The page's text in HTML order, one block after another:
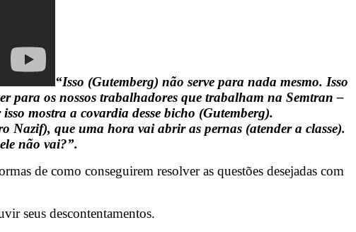
“Isso (Gutemberg) não serve para nada mesmo. Isso
para os nossos trabalhadores que trabalham na Semtran –
mostra a covardia desse bicho (Gutemberg).
que uma hora vai abrir as pernas (atender a classe).
não vai?”.
de como conseguirem resolver as questões desejadas com
seus descontentamentos.